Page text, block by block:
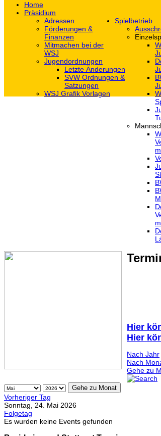
Home
Präsidium
Adressen
Förderungen &
Finanzen
Mitmachen bei der
WSJ
Jugendordnungen
Letzte Änderungen
SVW Ordnungen &
Satzungen
WSJ Grafik Vorlagen
Spielbetrieb
Hier
Hier
Nach Jahr
Nach
Gehe zu
Gehe zu Monat
Vorheriger Tag
Sonntag, 24. Mai 2026
Folgetag
Es wurden keine Events gefunden